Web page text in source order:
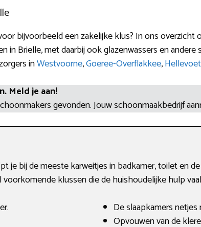
bijvoorbeeld een zakelijke klus? In ons overzicht
in Brielle, met daarbij ook glazenwassers en
inWestvoorne,Goeree-Overflakkee,
Meld je aan!
gevonden. Jouw schoonmaakbedrijf
je bij de meeste karweitjes in badkamer, toilet en
klussen die de huishoudelijke hulp
De slaapkamers netjes
Opvouwen van de